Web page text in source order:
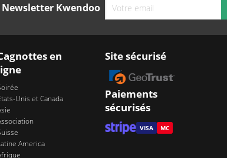
Newsletter Kwendoo
en
Unis et Canada
America
Site sécurisé
Paiements
sécurisés
VISA MC